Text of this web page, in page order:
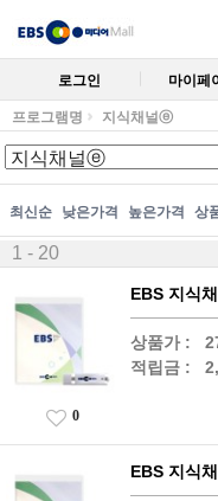
로그인 마이페
프로그램명 지식채널ⓔ
최신순 낮은가격 높은가격 상
1 - 20
EBS 지식
상품가 :
적립금 :
0
EBS 지식